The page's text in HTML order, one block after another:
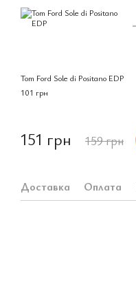
Tom Ford Sole di Positano EDP
101 грн
151 грн 159 грн
Доставка Оплата